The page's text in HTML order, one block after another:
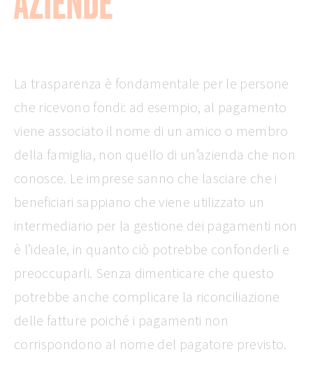
La trasparenza è fondamentale per le persone
che ricevono fondi: ad esempio, al pagamento
viene associato il nome di un amico o membro
della famiglia, non quello di un’azienda che non
conosce. Le imprese sanno che lasciare che i
beneficiari sappiano che viene utilizzato un
intermediario per la gestione dei pagamenti non
è l’ideale, in quanto ciò potrebbe confonderli e
preoccuparli. Senza dimenticare che questo
potrebbe anche complicare la riconciliazione
delle fatture poiché i pagamenti non
corrispondono al nome del pagatore previsto.